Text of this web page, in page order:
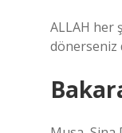
ALLAH her
dönerseniz